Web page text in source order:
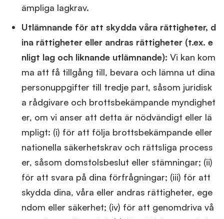
ämpliga lagkrav.
Utlämnande för att skydda våra rättigheter, d
ina rättigheter eller andras rättigheter (t.ex. e
nligt lag och liknande utlämnande): Vi kan kom
ma att få tillgång till, bevara och lämna ut dina
personuppgifter till tredje part, såsom juridisk
a rådgivare och brottsbekämpande myndighet
er, om vi anser att detta är nödvändigt eller lä
mpligt: (i) för att följa brottsbekämpande eller
nationella säkerhetskrav och rättsliga process
er, såsom domstolsbeslut eller stämningar; (ii)
för att svara på dina förfrågningar; (iii) för att
skydda dina, våra eller andras rättigheter, ege
ndom eller säkerhet; (iv) för att genomdriva vå